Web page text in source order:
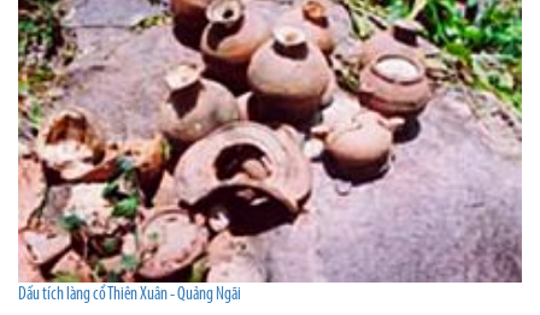
Dấu tích làng cổ Thiên Xuân - Quảng Ngãi